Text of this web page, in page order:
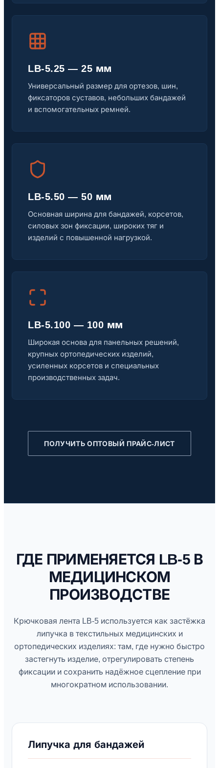
LB-5.25 — 25 мм
Универсальный размер для ортезов, шин,
фиксаторов суставов, небольших бандажей
и вспомогательных ремней.
LB-5.50 — 50 мм
Основная ширина для бандажей, корсетов,
силовых зон фиксации, широких тяг и
изделий с повышенной нагрузкой.
LB-5.100 — 100 мм
Широкая основа для панельных решений,
крупных ортопедических изделий,
усиленных корсетов и специальных
производственных задач.
ПОЛУЧИТЬ ОПТОВЫЙ ПРАЙС-ЛИСТ
ГДЕ ПРИМЕНЯЕТСЯ LB-5 В
МЕДИЦИНСКОМ
ПРОИЗВОДСТВЕ
Крючковая лента LB-5 используется как застёжка
липучка в текстильных медицинских и
ортопедических изделиях: там, где нужно быстро
застегнуть изделие, отрегулировать степень
фиксации и сохранить надёжное сцепление при
многократном использовании.
Липучка для бандажей